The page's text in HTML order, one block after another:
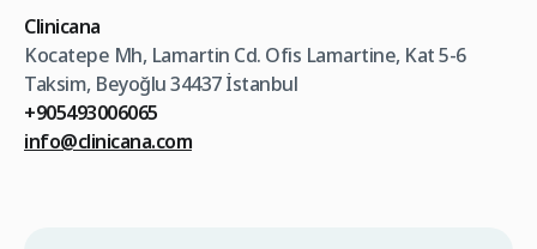
Clinicana
Kocatepe Mh, Lamartin Cd. Ofis Lamartine, Kat 5-6
Taksim, Beyoğlu 34437 İstanbul
+905493006065
info@clinicana.com